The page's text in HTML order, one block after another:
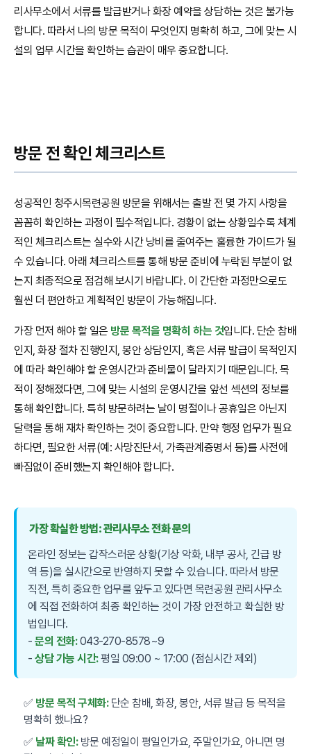
리사무소에서 서류를 발급받거나 화장 예약을 상담하는 것은 불가능
합니다. 따라서 나의 방문 목적이 무엇인지 명확히 하고, 그에 맞는 시
설의 업무 시간을 확인하는 습관이 매우 중요합니다.
방문 전 확인 체크리스트
성공적인 청주시목련공원 방문을 위해서는 출발 전 몇 가지 사항을
꼼꼼히 확인하는 과정이 필수적입니다. 경황이 없는 상황일수록 체계
적인 체크리스트는 실수와 시간 낭비를 줄여주는 훌륭한 가이드가 될
수 있습니다. 아래 체크리스트를 통해 방문 준비에 누락된 부분이 없
는지 최종적으로 점검해 보시기 바랍니다. 이 간단한 과정만으로도
훨씬 더 편안하고 계획적인 방문이 가능해집니다.
가장 먼저 해야 할 일은 방문 목적을 명확히 하는 것입니다. 단순 참배
인지, 화장 절차 진행인지, 봉안 상담인지, 혹은 서류 발급이 목적인지
에 따라 확인해야 할 운영시간과 준비물이 달라지기 때문입니다. 목
적이 정해졌다면, 그에 맞는 시설의 운영시간을 앞선 섹션의 정보를
통해 확인합니다. 특히 방문하려는 날이 명절이나 공휴일은 아닌지
달력을 통해 재차 확인하는 것이 중요합니다. 만약 행정 업무가 필요
하다면, 필요한 서류(예: 사망진단서, 가족관계증명서 등)를 사전에
빠짐없이 준비했는지 확인해야 합니다.
가장 확실한 방법: 관리사무소 전화 문의
온라인 정보는 갑작스러운 상황(기상 악화, 내부 공사, 긴급 방
역 등)을 실시간으로 반영하지 못할 수 있습니다. 따라서 방문
직전, 특히 중요한 업무를 앞두고 있다면 목련공원 관리사무소
에 직접 전화하여 최종 확인하는 것이 가장 안전하고 확실한 방
법입니다.
-문의 전화:043-270-8578~9
-상담 가능 시간:평일 09:00 ~ 17:00 (점심시간 제외)
✅ 방문 목적 구체화:단순 참배, 화장, 봉안, 서류 발급 등 목적을
명확히 했나요?
✅ 날짜 확인:방문 예정일이 평일인가요, 주말인가요, 아니면 명